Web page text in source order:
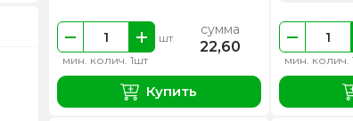
мин. колич. 1шт
шт сумма
22,60
Купить
мин. колич.